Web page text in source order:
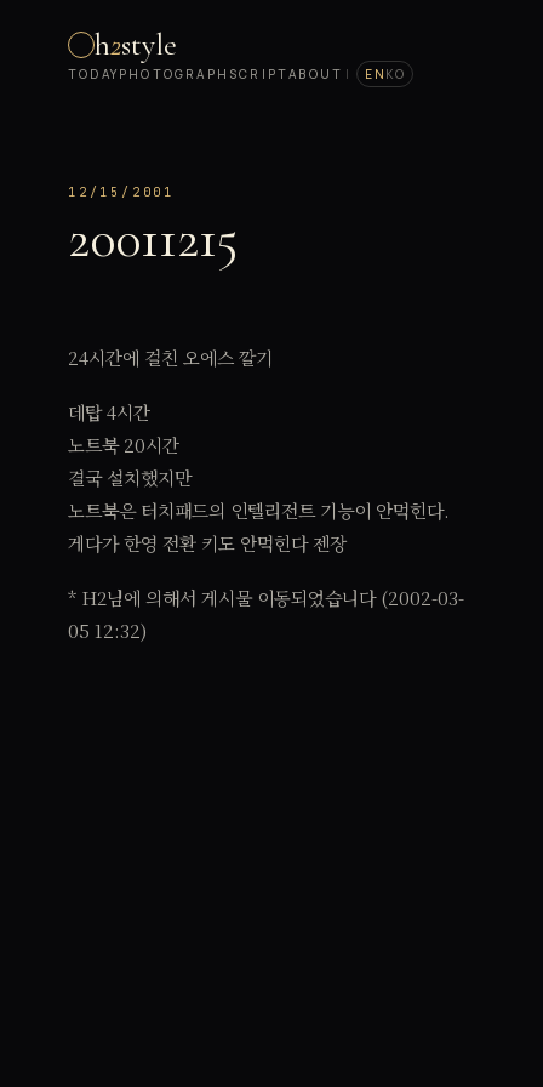
h2style
TODAY PHOTOGRAPH SCRIPTABOUT | EN KO
12/15/2001
20011215
24시간에 걸친 오에스 깔기
데탑 4시간
노트북 20시간
결국 설치했지만
노트북은 터치패드의 인텔리전트 기능이 안먹힌다.
게다가 한영 전환 키도 안먹힌다 젠장
* H2님에 의해서 게시물 이동되었습니다 (2002-03-
05 12:32)